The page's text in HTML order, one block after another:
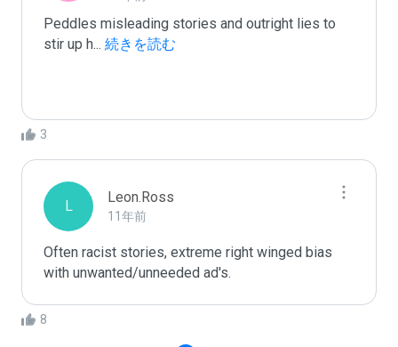
Peddles misleading stories and outright lies to
stir up h... 続きを読む
3
L
Leon.Ross
11年前
Often racist stories, extreme right winged bias
with unwanted/unneeded ad's.
8